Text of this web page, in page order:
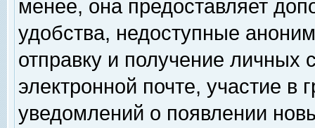
менее, она предоставляет
удобства, недоступные
отправку и получение личных
электронной почте, участие в
уведомлений о появлении